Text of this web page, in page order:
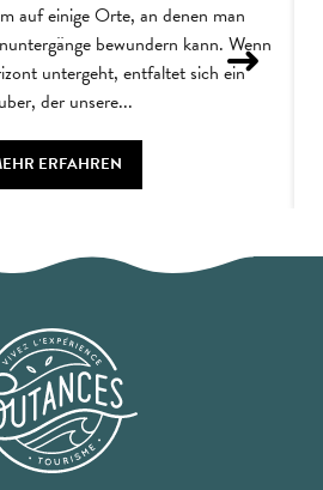
auf einige Orte, an denen man
bewundern kann. Wenn
untergeht, entfaltet sich ein
der unsere...
ERFAHREN